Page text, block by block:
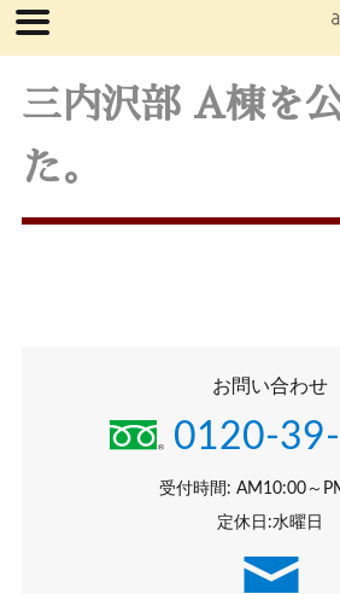
三内沢部 A棟を
た。
お問い合わせ
0120-
受付時間: AM10:00～
定休日:水曜日